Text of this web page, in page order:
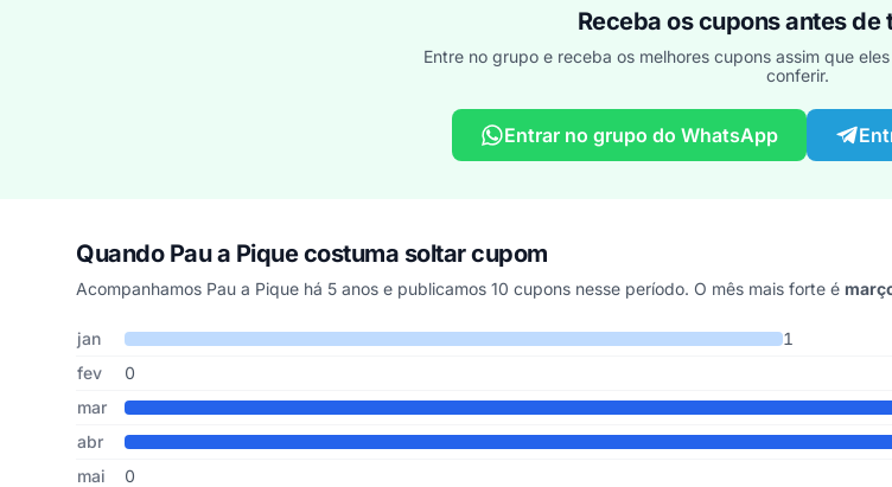
Receba os cupons antes de
Entre no grupo e receba os melhores cupons assim que
conferir.
Entrar no grupo do WhatsApp
Quando Pau a Pique costuma soltar cupom
Acompanhamos Pau a Pique há 5 anos e publicamos 10 cupons nesse período. O mês mais forte é
Cupons de Pau a Pique publicados por mês, somando os últimos 5 anos
Mês Cupons publicadosDesconto médio
jan
1
fev
0
mar
abr
mai
0